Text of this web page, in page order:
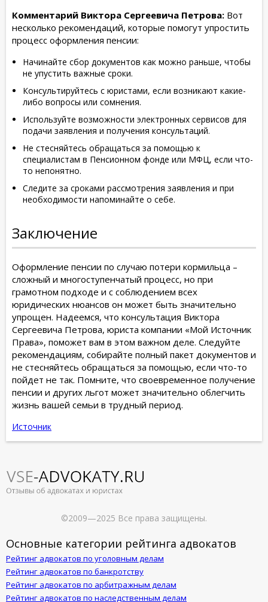
Комментарий Виктора Сергеевича Петрова: Вот
несколько рекомендаций, которые помогут упростить
процесс оформления пенсии:
Начинайте сбор документов как можно раньше, чтобы
не упустить важные сроки.
Консультируйтесь с юристами, если возникают какие-
либо вопросы или сомнения.
Используйте возможности электронных сервисов для
подачи заявления и получения консультаций.
Не стесняйтесь обращаться за помощью к
специалистам в Пенсионном фонде или МФЦ, если что-
то непонятно.
Следите за сроками рассмотрения заявления и при
необходимости напоминайте о себе.
Заключение
Оформление пенсии по случаю потери кормильца –
сложный и многоступенчатый процесс, но при
грамотном подходе и с соблюдением всех
юридических нюансов он может быть значительно
упрощен. Надеемся, что консультация Виктора
Сергеевича Петрова, юриста компании «Мой Источник
Права», поможет вам в этом важном деле. Следуйте
рекомендациям, собирайте полный пакет документов и
не стесняйтесь обращаться за помощью, если что-то
пойдет не так. Помните, что своевременное получение
пенсии и других льгот может значительно облегчить
жизнь вашей семьи в трудный период.
Источник
©2009—2025 Все права защищены.
Основные категории рейтинга адвокатов
Рейтинг адвокатов по уголовным делам
Рейтинг адвокатов по банкротству
Рейтинг адвокатов по арбитражным делам
Рейтинг адвокатов по наследственным делам